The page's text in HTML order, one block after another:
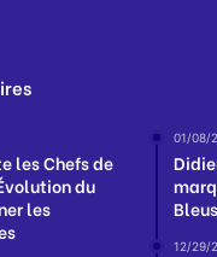
les Chefs de
du
les
01/08/
Bleus
12/29/